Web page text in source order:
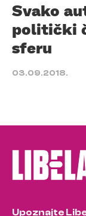
Svako
politički
sferu
03.09.2018.
Upoznajte